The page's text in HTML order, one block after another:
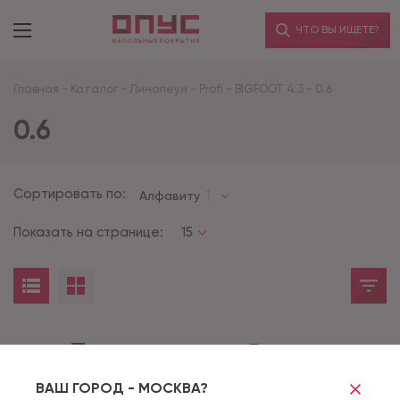
ВАШ ГОРОД - МОСКВА?
ЧТО ВЫ ИЩЕТЕ?
Главная - Каталог - Линолеум - Profi - BIGFOOT 4.3 - 0.6
0.6
Сортировать по: Алфавиту
Показать на странице: 15
Товары не найдены